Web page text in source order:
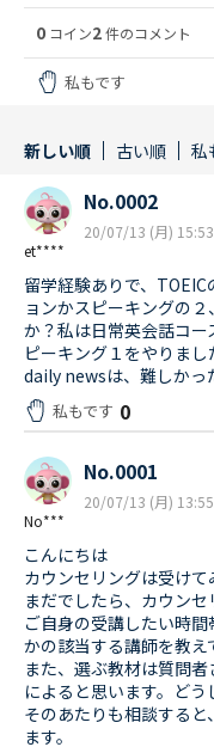
0 コイン2件のコメント
私もです
新しい順 古い順 私
et****
No.0002
20/07/13 (月) 15:53
留学経験ありで、
ョンかスピーキングの
か？私は日常英会話コ
ピーキング１をやりまし
daily newsは、難しかっ
私もです 0
No***
No.0001
20/07/13 (月) 13:55
こんにちは
カウンセリングは受けて
まだでしたら、カウンセ
ご自身の受講したい時
かの該当する講師を教え
また、選ぶ教材は質問
によると思います。ど
そのあたりも相談する
ます。